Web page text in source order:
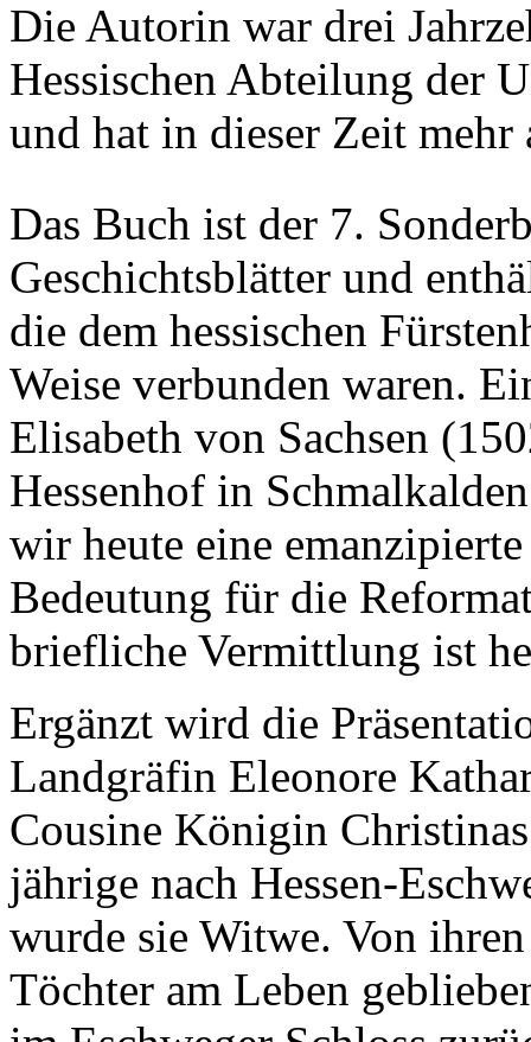
Die Autorin war drei
Hessischen Abteilung der
und hat in dieser Zeit
Das Buch ist der 7.
Geschichtsblätter und
die dem hessischen
Weise verbunden waren.
Elisabeth von Sachsen
Hessenhof in
wir heute eine
Bedeutung für die
briefliche Vermittlung ist
Ergänzt wird die
Landgräfin Eleonore
Cousine Königin
jährige nach Hessen-
wurde sie Witwe. Von
Töchter am Leben